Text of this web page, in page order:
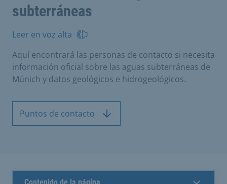
subterráneas
Leer en voz alta
Aquí encontrará las personas de contacto si necesita
información oficial sobre las aguas subterráneas de
Múnich y datos geológicos e hidrogeológicos.
Puntos de contacto